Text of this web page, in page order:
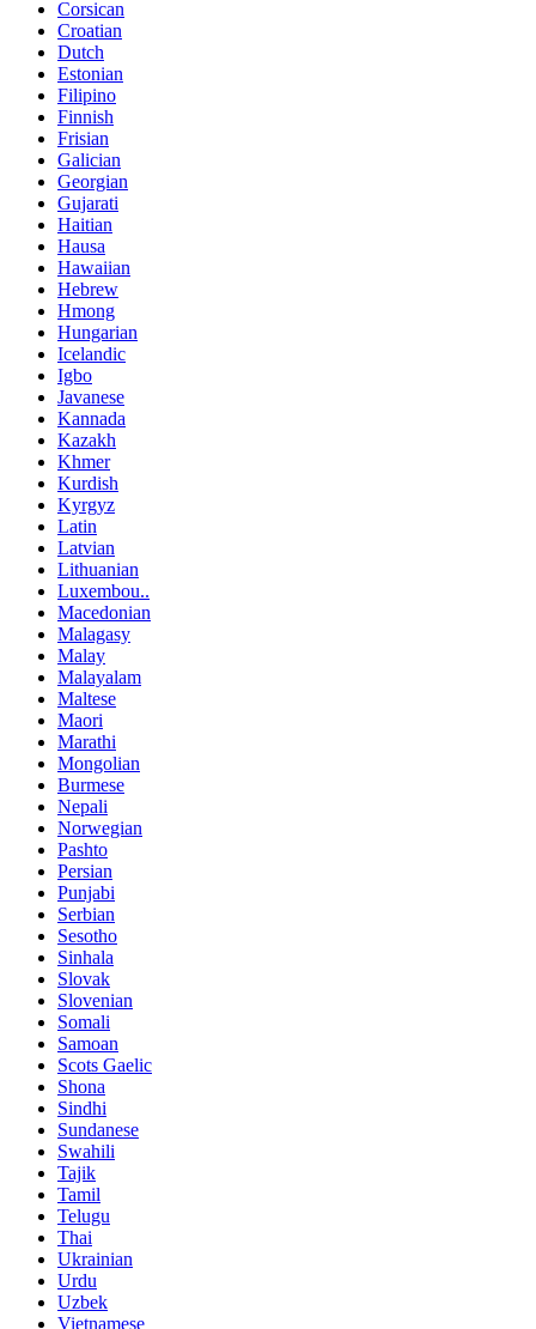
Corsican
Croatian
Dutch
Estonian
Filipino
Finnish
Frisian
Galician
Georgian
Gujarati
Haitian
Hausa
Hawaiian
Hebrew
Hmong
Hungarian
Icelandic
Igbo
Javanese
Kannada
Kazakh
Khmer
Kurdish
Kyrgyz
Latin
Latvian
Lithuanian
Luxembou..
Macedonian
Malagasy
Malay
Malayalam
Maltese
Maori
Marathi
Mongolian
Burmese
Nepali
Norwegian
Pashto
Persian
Punjabi
Serbian
Sesotho
Sinhala
Slovak
Slovenian
Somali
Samoan
Scots Gaelic
Shona
Sindhi
Sundanese
Swahili
Tajik
Tamil
Telugu
Thai
Ukrainian
Urdu
Uzbek
Vietnamese